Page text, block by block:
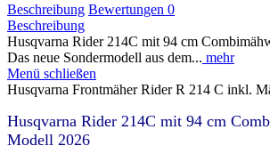
Beschreibung Bewertungen 0
Beschreibung
Husqvarna Rider 214C mit 94 cm
Das neue Sondermodell aus dem... mehr
Menü schließen
Husqvarna Frontmäher Rider R 214 C inkl.
Husqvarna Rider 214C mit 94 cm
Modell 2026